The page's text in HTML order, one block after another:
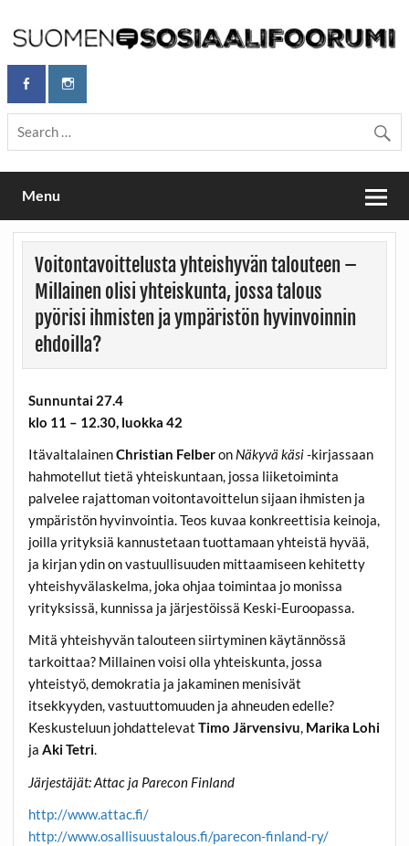
content
Maailmanparannuspäivät / Suomen
Sosiaalifoorumi
Maailmanparannuspäivät Lapinlahden Lähteellä, Helsingissä
26.–27.9.2026
Menu
Voitontavoittelusta yhteishyvän talouteen –
Millainen olisi yhteiskunta, jossa talous
pyörisi ihmisten ja ympäristön hyvinvoinnin
ehdoilla?
Sunnuntai 27.4
klo 11 – 12.30, luokka 42
ItävaltalainenChristian Felberon Näkyvä käsi-kirjassaan
hahmotellut tietä yhteiskuntaan, jossa liiketoiminta
palvelee rajattoman voitontavoittelun sijaan ihmisten ja
ympäristön hyvinvointia. Teos kuvaa konkreettisia keinoja,
joilla yrityksiä kannustetaan tuottamaan yhteistä hyvää,
ja kirjan ydin on vastuullisuuden mittaamiseen kehitetty
yhteishyvälaskelma, joka ohjaa toimintaa jo monissa
yrityksissä, kunnissa ja järjestöissä Keski-Euroopassa.
Mitä yhteishyvän talouteen siirtyminen käytännössä
tarkoittaa? Millainen voisi olla yhteiskunta, jossa
yhteistyö, demokratia ja jakaminen menisivät
itsekkyyden, vastuuttomuuden ja ahneuden edelle?
Keskusteluun johdattelevatTimo Järvensivu, Marika Lohi
jaAki Tetri.
Järjestäjät: Attac ja Parecon Finland
http://www.attac.fi/
http://www.osallisuustalous.fi/parecon-finland-ry/